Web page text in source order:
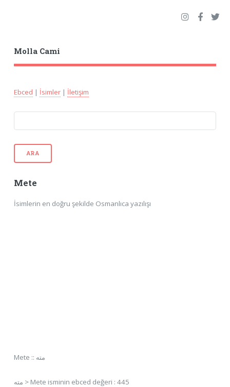
Molla Cami
Ebced | İsimler| İletişim
ARA
Mete
İsimlerin en doğru şekilde Osmanlıca yazılışı
Mete :: مته
مته > Mete isminin ebced değeri : 445